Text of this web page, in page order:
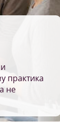
практика
не